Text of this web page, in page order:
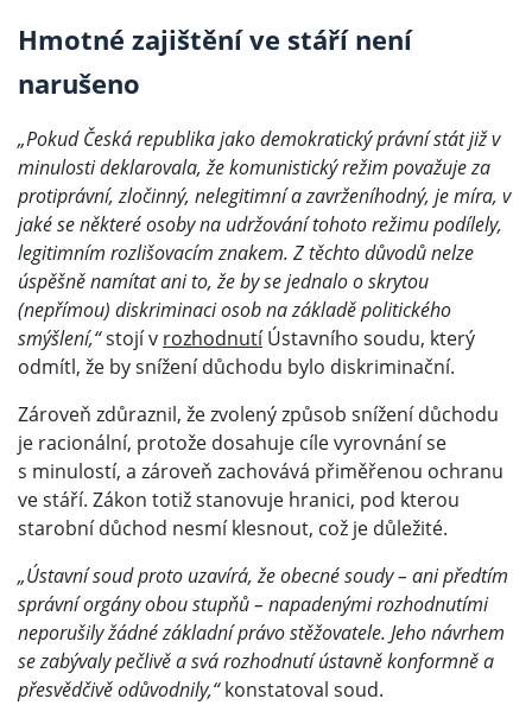
Hmotné zajištění ve stáří není
narušeno
„Pokud Česká republika jako demokratický právní stát již v
minulosti deklarovala, že komunistický režim považuje za
protiprávní, zločinný, nelegitimní a zavrženíhodný, je míra, v
jaké se některé osoby na udržování tohoto režimu podílely,
legitimním rozlišovacím znakem. Z těchto důvodů nelze
úspěšně namítat ani to, že by se jednalo o skrytou
(nepřímou) diskriminaci osob na základě politického
smýšlení,“stojí v rozhodnutíÚstavního soudu, který
odmítl, že by snížení důchodu bylo diskriminační.
Zároveň zdůraznil, že zvolený způsob snížení důchodu
je racionální, protože dosahuje cíle vyrovnání se
s minulostí, a zároveň zachovává přiměřenou ochranu
ve stáří. Zákon totiž stanovuje hranici, pod kterou
starobní důchod nesmí klesnout, což je důležité.
„Ústavní soud proto uzavírá, že obecné soudy – ani předtím
správní orgány obou stupňů – napadenými rozhodnutími
neporušily žádné základní právo stěžovatele. Jeho návrhem
se zabývaly pečlivě a svá rozhodnutí ústavně konformně a
přesvědčivě odůvodnily,“konstatoval soud.